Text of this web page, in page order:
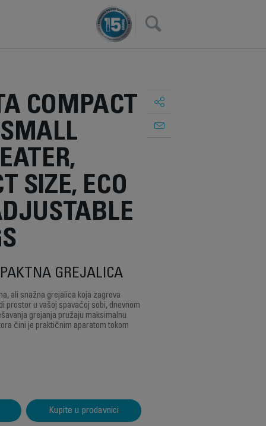
×
COMPACT
SIZE, ECO
GREJALICA
ali snažna grejalica koja zagreva
prostor u vašoj spavaćoj sobi, dnevnom
grejanja pružaju maksimalnu
čini je praktičnim aparatom tokom
Kupite u prodavnici